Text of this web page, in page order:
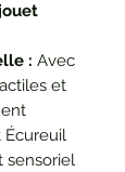
: Avec
et
Écureuil
sensoriel